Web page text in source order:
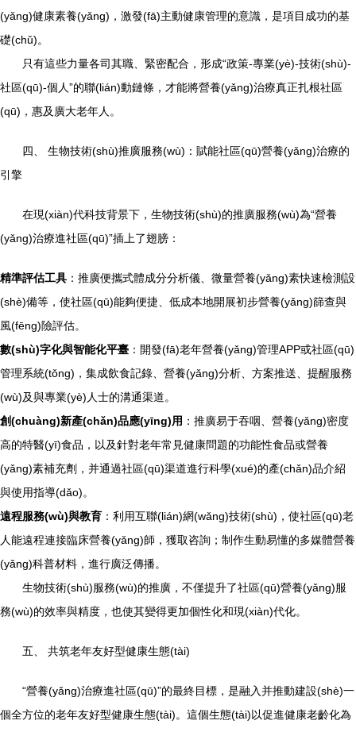
(yǎng)健康素養(yǎng)，激發(fā)主動健康管理的意識，是項目成功的基
礎(chǔ)。
只有這些力量各司其職、緊密配合，形成“政策-專業(yè)-技術(shù)-
社區(qū)-個人”的聯(lián)動鏈條，才能將營養(yǎng)治療真正扎根社區
(qū)，惠及廣大老年人。
四、 生物技術(shù)推廣服務(wù)：賦能社區(qū)營養(yǎng)治療的
引擎
在現(xiàn)代科技背景下，生物技術(shù)的推廣服務(wù)為“營養
(yǎng)治療進社區(qū)”插上了翅膀：
精準評估工具 ：推廣便攜式體成分分析儀、微量營養(yǎng)素快速檢測設
(shè)備等，使社區(qū)能夠便捷、低成本地開展初步營養(yǎng)篩查與
風(fēng)險評估。
數(shù)字化與智能化平臺 ：開發(fā)老年營養(yǎng)管理APP或社區(qū)
管理系統(tǒng)，集成飲食記錄、營養(yǎng)分析、方案推送、提醒服務
(wù)及與專業(yè)人士的溝通渠道。
創(chuàng)新產(chǎn)品應(yīng)用 ：推廣易于吞咽、營養(yǎng)密度
高的特醫(yī)食品，以及針對老年常見健康問題的功能性食品或營養
(yǎng)素補充劑，并通過社區(qū)渠道進行科學(xué)的產(chǎn)品介紹
與使用指導(dǎo)。
遠程服務(wù)與教育 ：利用互聯(lián)網(wǎng)技術(shù)，使社區(qū)老
人能遠程連接臨床營養(yǎng)師，獲取咨詢；制作生動易懂的多媒體營養
(yǎng)科普材料，進行廣泛傳播。
生物技術(shù)服務(wù)的推廣，不僅提升了社區(qū)營養(yǎng)服
務(wù)的效率與精度，也使其變得更加個性化和現(xiàn)代化。
五、 共筑老年友好型健康生態(tài)
“營養(yǎng)治療進社區(qū)”的最終目標，是融入并推動建設(shè)一
個全方位的老年友好型健康生態(tài)。這個生態(tài)以促進健康老齡化為